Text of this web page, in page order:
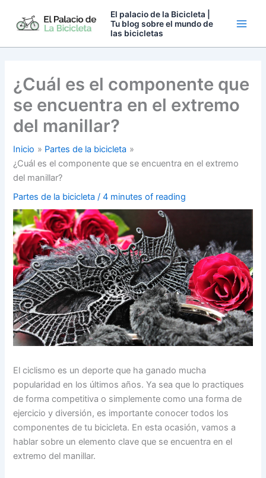
El palacio de la Bicicleta |
Tu blog sobre el mundo de
las bicicletas
¿Cuál es el componente que
se encuentra en el extremo
del manillar?
Inicio
Partes de la bicicleta
¿Cuál es el componente que se encuentra en el extremo
del manillar?
Partes de la bicicleta /4 minutes of reading
El ciclismo es un deporte que ha ganado mucha
popularidad en los últimos años. Ya sea que lo practiques
de forma competitiva o simplemente como una forma de
ejercicio y diversión, es importante conocer todos los
componentes de tu bicicleta. En esta ocasión, vamos a
hablar sobre un elemento clave que se encuentra en el
extremo del manillar.